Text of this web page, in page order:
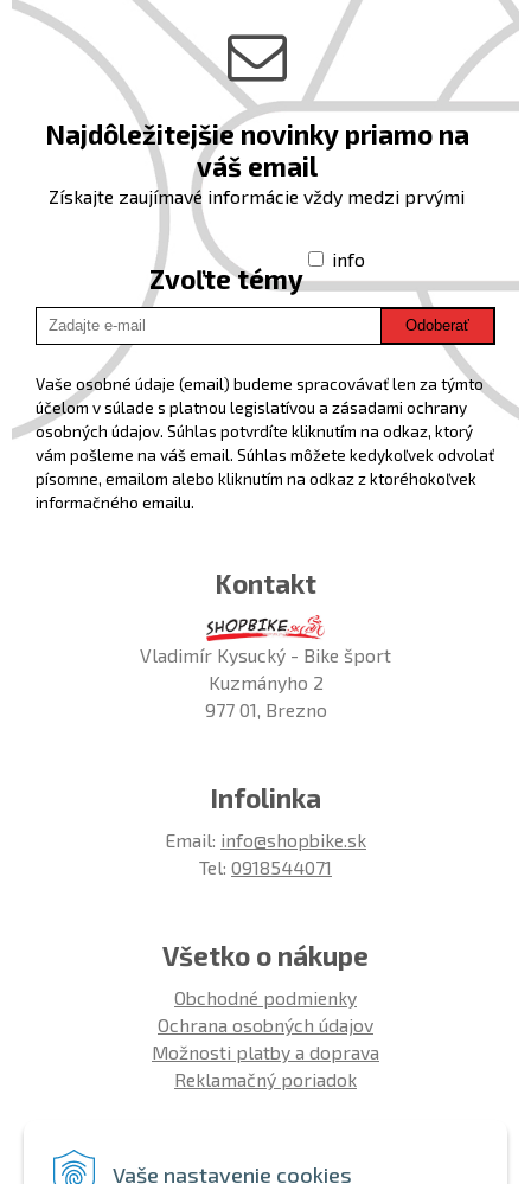
Vaše nastavenie cookies
Najdôležitejšie novinky priamo na
váš email
Získajte zaujímavé informácie vždy medzi prvými
Zvoľte témy
info
Odoberať
Vaše osobné údaje (email) budeme spracovávať len za týmto
účelom v súlade s platnou legislatívou a zásadami ochrany
osobných údajov. Súhlas potvrdíte kliknutím na odkaz, ktorý
vám pošleme na váš email. Súhlas môžete kedykoľvek odvolať
písomne, emailom alebo kliknutím na odkaz z ktoréhokoľvek
informačného emailu.
Kontakt
Vladimír Kysucký - Bike šport
Kuzmányho 2
977 01, Brezno
Infolinka
Email: info@shopbike.sk
Tel: 0918544071
Všetko o nákupe
Obchodné podmienky
Ochrana osobných údajov
Možnosti platby a doprava
Reklamačný poriadok